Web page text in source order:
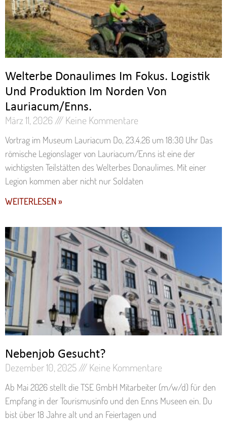
Welterbe Donaulimes Im Fokus. Logistik
Und Produktion Im Norden Von
Lauriacum/Enns.
März 11, 2026 Keine Kommentare
Vortrag im Museum Lauriacum Do, 23.4.26 um 18:30 Uhr Das
römische Legionslager von Lauriacum/Enns ist eine der
wichtigsten Teilstätten des Welterbes Donaulimes. Mit einer
Legion kommen aber nicht nur Soldaten
WEITERLESEN »
Nebenjob Gesucht?
Dezember 10, 2025 Keine Kommentare
Ab Mai 2026 stellt die TSE GmbH Mitarbeiter (m/w/d) für den
Empfang in der Tourismusinfo und den Enns Museen ein. Du
bist über 18 Jahre alt und an Feiertagen und